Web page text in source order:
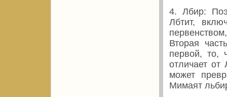
4. Лбир:
Лбтит,
Вторая
первой, то,
отличает от
может
Mимаят